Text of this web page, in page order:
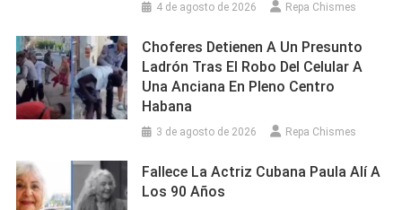
4 de agosto de 2026 Repa Chismes
Choferes Detienen A Un Presunto
Ladrón Tras El Robo Del Celular A
Una Anciana En Pleno Centro
Habana
3 de agosto de 2026 Repa Chismes
Fallece La Actriz Cubana Paula Alí A
Los 90 Años